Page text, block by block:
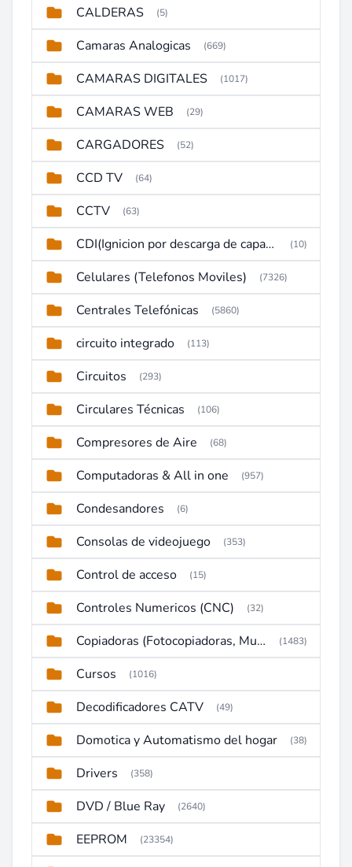
CALDERAS (5)
Camaras Analogicas (669)
CAMARAS DIGITALES (1017)
CAMARAS WEB (29)
CARGADORES (52)
CCD TV (64)
CCTV (63)
CDI(Ignicion por descarga de capacitor) (10)
Celulares (Telefonos Moviles) (7326)
Centrales Telefónicas (5860)
circuito integrado (113)
Circuitos (293)
Circulares Técnicas (106)
Compresores de Aire (68)
Computadoras & All in one (957)
Condesandores (6)
Consolas de videojuego (353)
Control de acceso (15)
Controles Numericos (CNC) (32)
Copiadoras (Fotocopiadoras, Multifunctions, Ploter, etc) (1483)
Cursos (1016)
Decodificadores CATV (49)
Domotica y Automatismo del hogar (38)
Drivers (358)
DVD / Blue Ray (2640)
EEPROM (23354)